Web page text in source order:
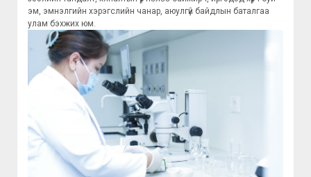
эм, эмнэлгийн хэрэгслийн чанар, аюулгүй байдлын баталгаа
улам бэхжих юм.